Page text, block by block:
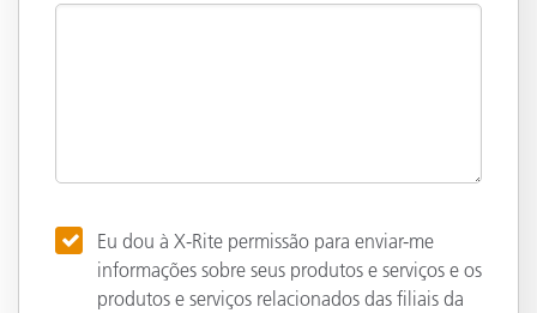
Eu dou à X-Rite permissão para enviar-me
informações sobre seus produtos e serviços e os
produtos e serviços relacionados das filiais da